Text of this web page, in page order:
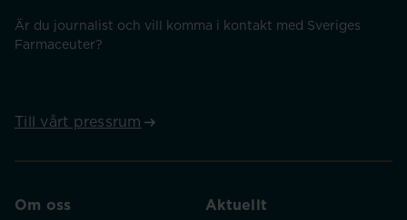
Är du journalist och vill komma i kontakt med Sveriges
Farmaceuter?
Till vårt pressrum
Om oss Aktuellt